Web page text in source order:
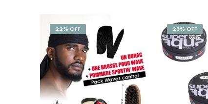
22% OFF 23% OFF